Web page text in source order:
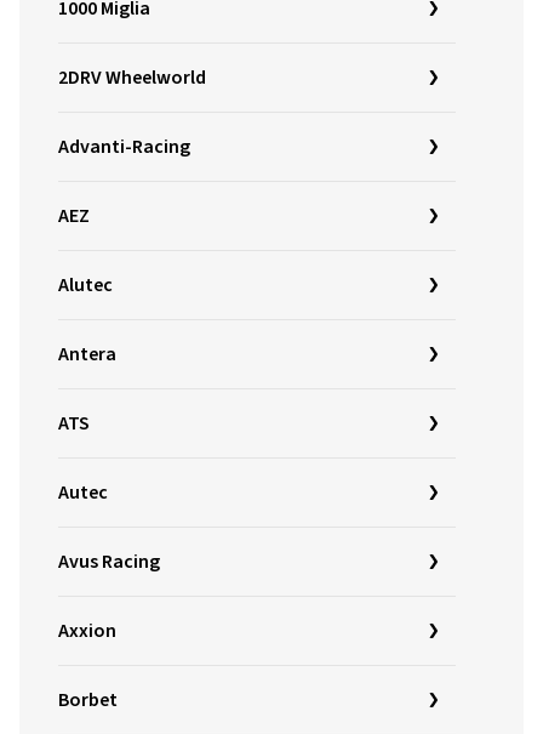
1000 Miglia
2DRV Wheelworld
Advanti-Racing
AEZ
Alutec
Antera
ATS
Autec
Avus Racing
Axxion
Borbet